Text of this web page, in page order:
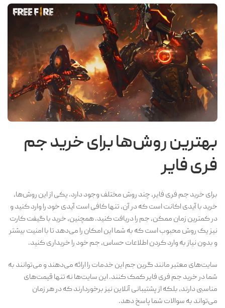
بهترین روش‌ها برای خرید جم
فری فایر
برای خرید جم فری فایر، چند روش مختلف وجود دارد. یکی از این روش‌ها،
خرید با آیدی اکانت است که در آن، تنها کافی است آیدی خود را وارد کنید و
در کمترین زمان ممکن، جم را دریافت کنید. همچنین، خرید با گیفت کارت
نیز یک روش محبوب است که به شما این امکان را می‌دهد تا با امنیت بیشتر
و بدون نیاز به وارد کردن اطلاعات حساس، جم خود را خریداری کنید.
سایت‌های معتبر مانند گرین جم این خدمات را ارائه می‌دهند و می‌توانند به
شما در خرید جم فری فایر کمک کنند. این سایت‌ها نه تنها قیمت‌های
مناسبی دارند، بلکه از پشتیبانی آنلاین نیز برخوردارند که در هر زمان
می‌تواند به سوالات شما پاسخ دهد.